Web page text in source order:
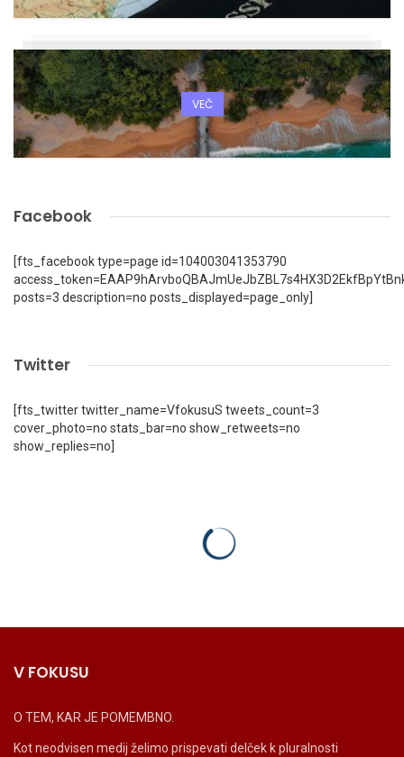
VEČ
Facebook
[fts_facebook type=page id=104003041353790
posts=3 description=no posts_displayed=page_only]
Twitter
[fts_twitter twitter_name=VfokusuS tweets_count=3
cover_photo=no stats_bar=no show_retweets=no
show_replies=no]
V FOKUSU
O TEM, KAR JE POMEMBNO.
Kot neodvisen medij želimo prispevati delček k pluralnosti